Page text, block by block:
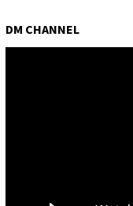
DM CHANNEL